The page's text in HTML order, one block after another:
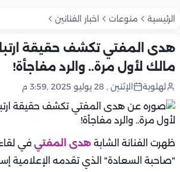
الرئيسية منوعات اخبار الفنانين
هدى المفتي تكشف حقيقة
مالك لأول مرة.. والرد مفاجأة!
لهلوبة الإثنين , 28 يوليو 2025 ,3:59 م
ظهرت الفنانة الشابة هدى المفتي في
"صاحبة السعادة" الذي تقدمه الإعلامية